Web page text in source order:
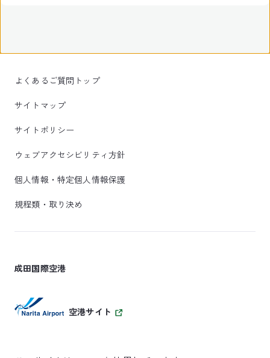
よくあるご質問トップ
サイトマップ
サイトポリシー
ウェブアクセシビリティ方針
個人情報・特定個人情報保護
規程類・取り決め
成田国際空港
空港サイト